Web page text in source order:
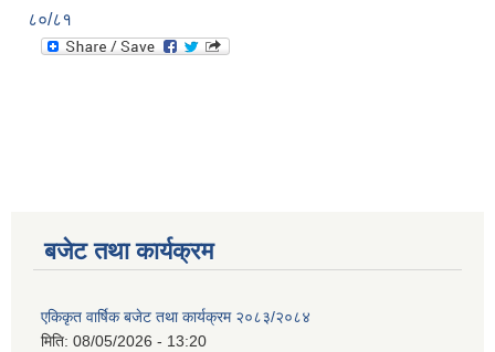
८०/८१
बजेट तथा कार्यक्रम
एकिकृत वार्षिक बजेट तथा कार्यक्रम २०८३/२०८४
मिति: 08/05/2026 - 13:20